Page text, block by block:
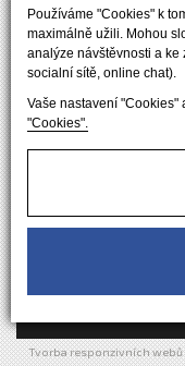
Používáme "Cookies" k
maximálně užili. Mohou
analýze návštěvnosti a ke
socialní sítě, online chat).
Vaše nastavení "Cookies"
"Cookies".
Váš dotaz
Odesláním
Tvorba responzivních